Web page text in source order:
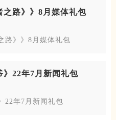
之路》》8月媒体礼包
路》》8月媒体礼包
》22年7月新闻礼包
22年7月新闻礼包